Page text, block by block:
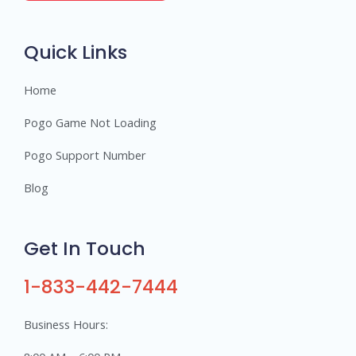
Quick Links
Home
Pogo Game Not Loading
Pogo Support Number
Blog
Get In Touch
1-833-442-7444
Business Hours: